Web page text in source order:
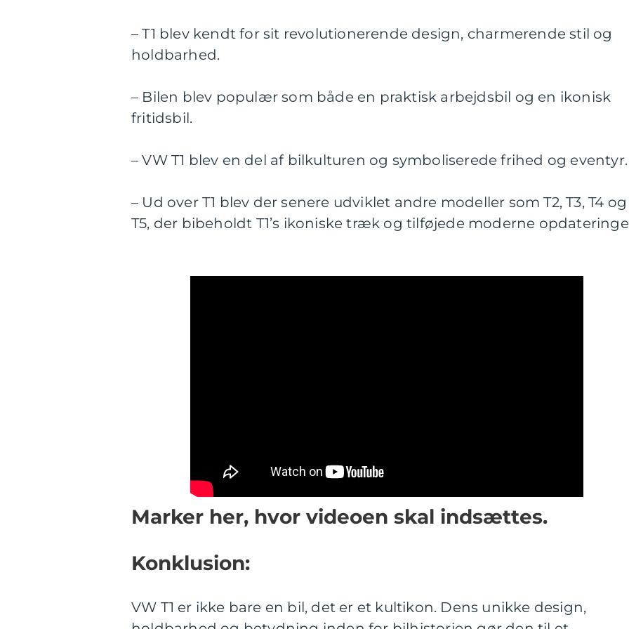
– T1 blev kendt for sit revolutionerende design, charmerende stil og
holdbarhed.
– Bilen blev populær som både en praktisk arbejdsbil og en ikonisk
fritidsbil.
– VW T1 blev en del af bilkulturen og symboliserede frihed og eventyr.
– Ud over T1 blev der senere udviklet andre modeller som T2, T3, T4 og
T5, der bibeholdt T1’s ikoniske træk og tilføjede moderne
Marker her, hvor videoen skal indsættes.
Konklusion:
VW T1 er ikke bare en bil, det er et kultikon. Dens unikke design,